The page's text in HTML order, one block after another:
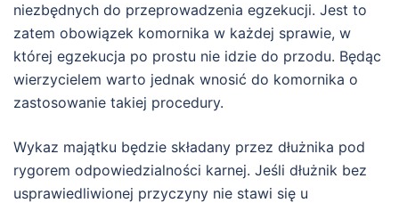
niezbędnych do przeprowadzenia egzekucji. Jest to
zatem obowiązek komornika w każdej sprawie, w
której egzekucja po prostu nie idzie do przodu. Będąc
wierzycielem warto jednak wnosić do komornika o
zastosowanie takiej procedury.
Wykaz majątku będzie składany przez dłużnika pod
rygorem odpowiedzialności karnej. Jeśli dłużnik bez
usprawiedliwionej przyczyny nie stawi się u